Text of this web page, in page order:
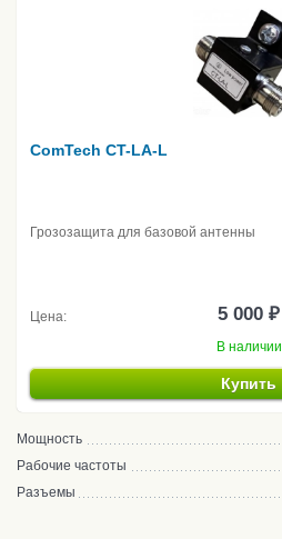
ComTech CT-LA-L
Грозозащита для базовой антенны
Цена: 5 000 ₽
В наличии
Купить
Мощность
Рабочие частоты
Разъемы